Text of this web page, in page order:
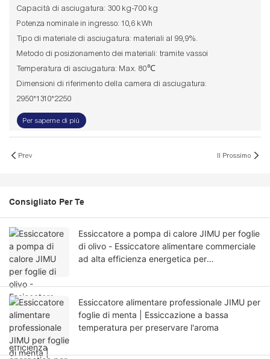
Capacità di asciugatura: 300 kg-700 kg
Potenza nominale in ingresso: 10,6 kWh
Tipo di materiale di asciugatura: materiali al 99,9%.
Metodo di posizionamento dei materiali: tramite vassoi
Temperatura di asciugatura: Max. 80℃
Dimensioni di riferimento della camera di asciugatura:
2950*1310*2250
Per saperne di più
Prev Il Prossimo
Consigliato Per Te
Essiccatore a pompa di calore JIMU per foglie
di olivo - Essiccatore alimentare commerciale
ad alta efficienza energetica per
Essiccatore alimentare professionale JIMU per
foglie di menta | Essiccazione a bassa
temperatura per preservare l'aroma